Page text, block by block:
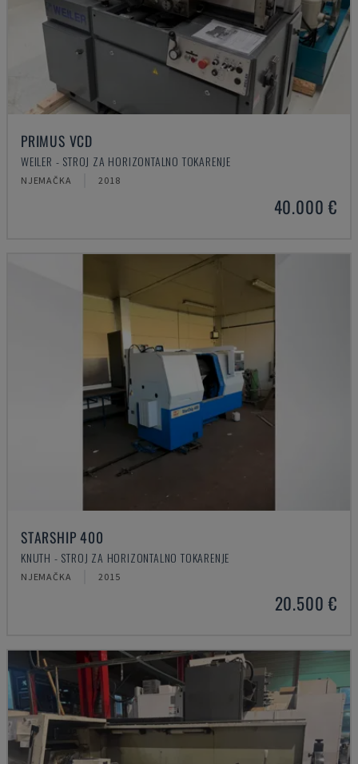
PRIMUS VCD
WEILER - STROJ ZA HORIZONTALNO TOKARENJE
NJEMAČKA 2018
40.000 €
STARSHIP 400
KNUTH - STROJ ZA HORIZONTALNO TOKARENJE
NJEMAČKA 2015
20.500 €